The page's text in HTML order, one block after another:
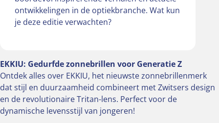
ontwikkelingen in de optiekbranche. Wat kun
je deze editie verwachten?
EKKIU: Gedurfde zonnebrillen voor Generatie Z
Ontdek alles over EKKIU, het nieuwste zonnebrillenmerk
dat stijl en duurzaamheid combineert met Zwitsers design
en de revolutionaire Tritan-lens. Perfect voor de
dynamische levensstijl van jongeren!